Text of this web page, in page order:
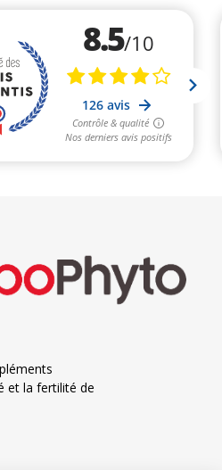
et la fertilité de